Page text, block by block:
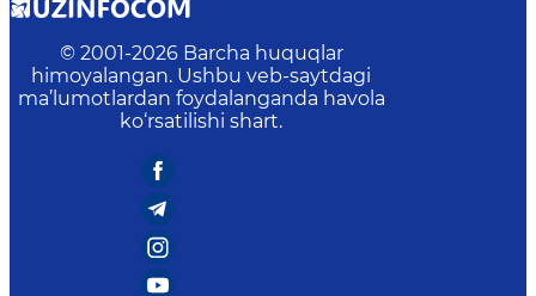
© 2001-2026 Barcha huquqlar
himoyalangan. Ushbu veb-saytdagi
ma’lumotlardan foydalanganda havola
ko‘rsatilishi shart.